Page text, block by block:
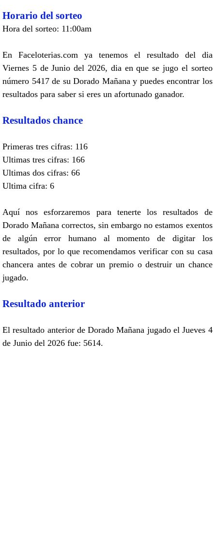
Horario del sorteo
Hora del sorteo: 11:00am
En Faceloterias.com ya tenemos el resultado del dia
Viernes 5 de Junio del 2026, dia en que se jugo el sorteo
número 5417 de su Dorado Mañana y puedes encontrar los
resultados para saber si eres un afortunado ganador.
Resultados chance
Primeras tres cifras: 116
Ultimas tres cifras: 166
Ultimas dos cifras: 66
Ultima cifra: 6
Aquí nos esforzaremos para tenerte los resultados de
Dorado Mañana correctos, sin embargo no estamos exentos
de algún error humano al momento de digitar los
resultados, por lo que recomendamos verificar con su casa
chancera antes de cobrar un premio o destruir un chance
jugado.
Resultado anterior
El resultado anterior de Dorado Mañana jugado el Jueves 4
de Junio del 2026 fue: 5614.